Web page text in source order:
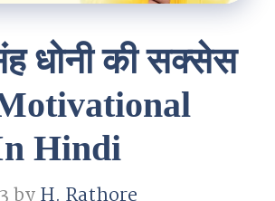
धोनी की सक्सेस
Motivational
Hindi